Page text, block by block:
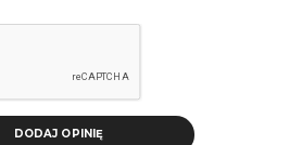
DODAJ OPINIĘ